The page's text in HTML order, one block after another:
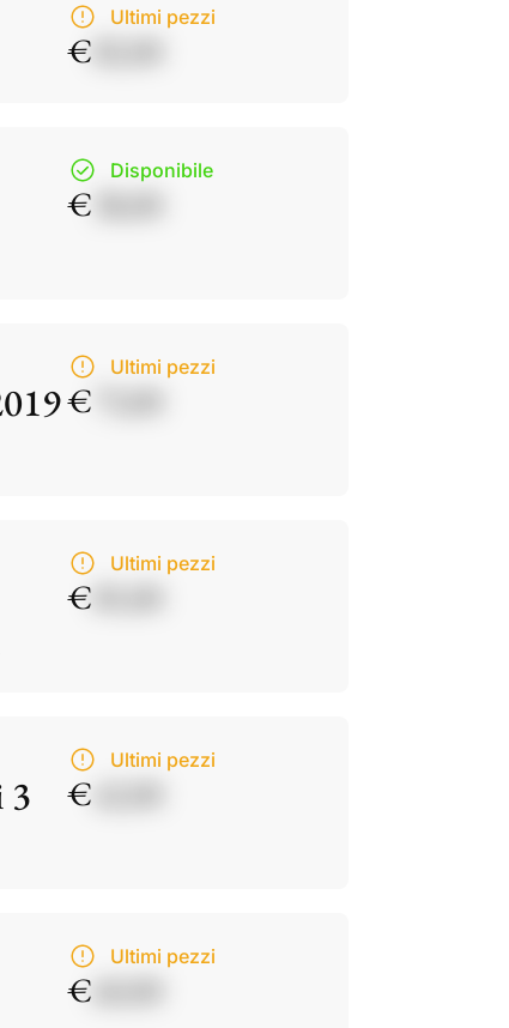
Ultimi pezzi
€
Disponibile
€
Ultimi pezzi
€
Ultimi pezzi
€
3
Ultimi pezzi
€
Ultimi pezzi
€